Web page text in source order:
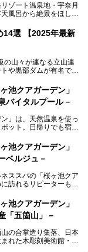
ゾート温泉地・宇奈月
風呂から絶景をほしい
、ビュッフェ式の食事
然に癒されたいと思う
色も絵になりますよ。
ント株式会社【PR】
はのPR記事です。
14選 【2025年最新
の山々が連なる立山連
や黒部ダムが有名で
！
2時間ほどでアクセス
出かけたくなる施設が
池クアガーデン」
イタルプール－
」は、天然温泉を使っ
ット。日帰りでも宿泊
く健康に。
温泉バイタルプールと
池クアガーデン」
ベルジュ－
ススパの「桜ヶ池クア
訪れるリピーターも多
日はその両方がランチ
のスイーツも評判で
して、食を満喫してき
池クアガーデン」
「五箇山」－
の合掌造り集落、日本
れた木彫刻美術館・井